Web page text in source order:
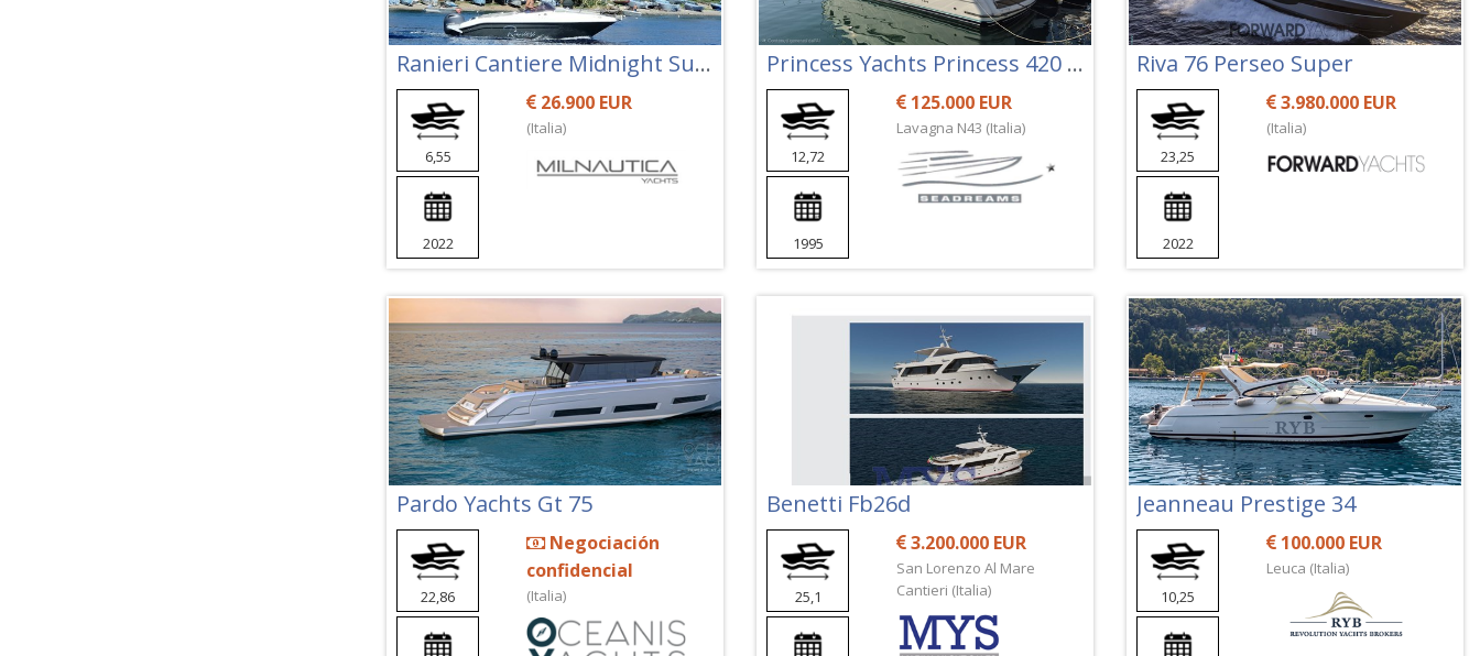
Ranieri Cantiere Midnight Sun 20
6,55
2022
26.900 EUR
(Italia)
Princess Yachts Princess 420 Fly
12,72
1995
125.000 EUR
Lavagna N43 (Italia)
Riva 76 Perseo Super
23,25
2022
3.980.000 EUR
(Italia)
Pardo Yachts Gt 75
22,86
Negociación
confidencial
(Italia)
Benetti Fb26d
25,1
3.200.000 EUR
San Lorenzo Al Mare
Cantieri (Italia)
Jeanneau Prestige 34
10,25
100.000 EUR
Leuca (Italia)